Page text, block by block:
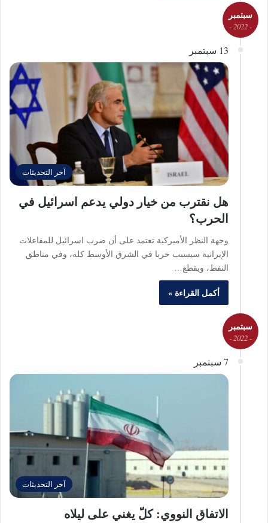
سبتمبر
- 2022 -
13 سبتمبر
آخر التحديثات
هل نقترب من خيار دولي يدعم اسرائيل في
الحرب؟
وجهة النظر الأميركية تعتمد على أن ضرب اسرائيل للمفاعلات
الإيرانية سيسبب حربا في الشرق الأوسط كله، وفي مناطق
النفط، ويقطع…
أكمل القراءة »
سبتمبر
- 2022 -
7 سبتمبر
آخر التحديثات
الاتفاق النووي: كلّ يغني على ليلاه